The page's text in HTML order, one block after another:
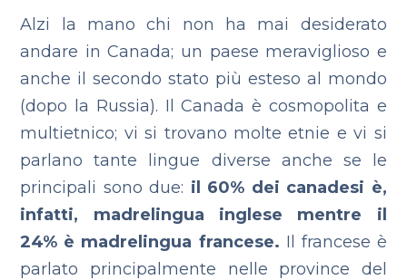
Alzi la mano chi non ha mai desiderato
andare in Canada; un paese meraviglioso e
anche il secondo stato più esteso al mondo
(dopo la Russia). Il Canada è cosmopolita e
multietnico; vi si trovano molte etnie e vi si
parlano tante lingue diverse anche se le
principali sono due: il 60% dei canadesi è,
infatti, madrelingua inglese mentre il
24% è madrelingua francese. Il francese è
parlato principalmente nelle province del